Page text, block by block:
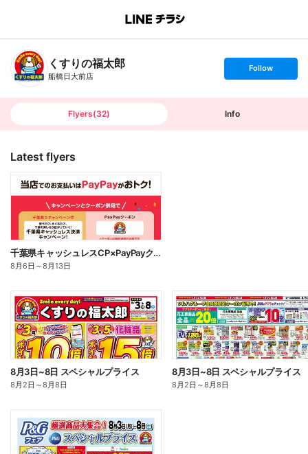
B
n
h
T
くすりの福太郎
船橋日大前店
s
t
o
Follow
Flyers(32) Info
Latest flyers
千葉県キャッシュレスCP×PayPayクーポン
8月6日 ～8月13日
8月3日~8日 スペシャルプライス
8月2日 ～8月8日
8月3日~8日 スペシャルプライス
8月2日 ～8月8日